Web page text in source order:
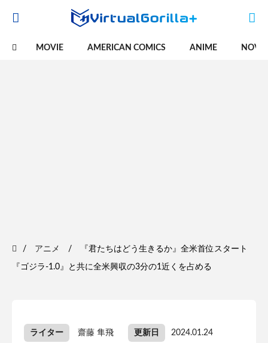
MOVIE AMERICAN COMICS ANIME
アニメ 『君たちはどう生きるか』全米首位スタート
『ゴジラ-1.0』と共に全米興収の3分の1近くを占める
ライター 齋藤 隼飛 更新日 2024.01.24